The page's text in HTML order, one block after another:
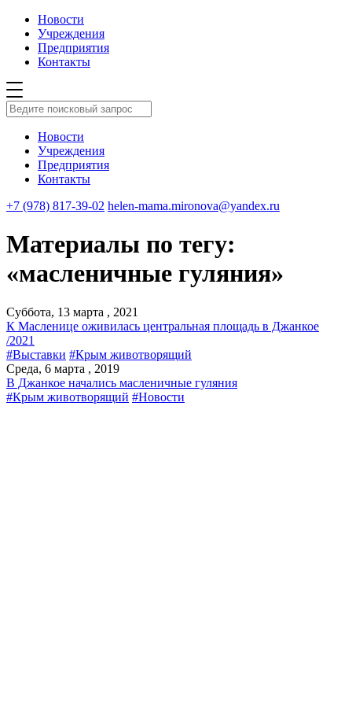
Новости
Учреждения
Предприятия
Контакты
Новости
Учреждения
Предприятия
Контакты
+7 (978) 817-39-02 helen-mama.mironova@yandex.ru
Материалы по тегу:
«масленичные гуляния»
Суббота, 13 марта , 2021
К Масленице оживилась центральная площадь в Джанкое
/2021
#Выставки #Крым животворящий
Среда, 6 марта , 2019
В Джанкое начались масленичные гуляния
#Крым животворящий #Новости